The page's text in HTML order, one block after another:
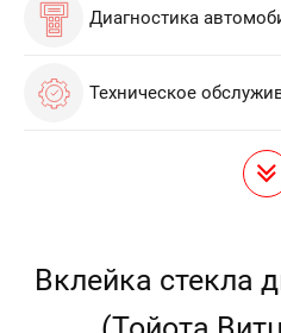
Диагностика
Техническое
Вклейка стекла